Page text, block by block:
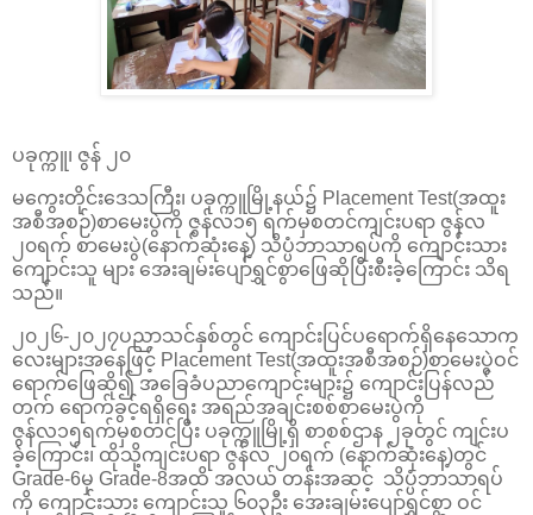
ပခုက္ကူ၊ ဇွန် ၂၀
မကွေးတိုင်းဒေသကြီး၊ ပခုက္ကူမြို့နယ်၌ Placement Test(အထူး
အစီအစဉ်)စာမေးပွဲကို ဇွန်လ၁၅ ရက်မှစတင်ကျင်းပရာ ဇွန်လ
၂၀ရက် စာမေးပွဲ(နောက်ဆုံးနေ့) သိပ္ပံဘာသာရပ်ကို ကျောင်းသား
ကျောင်းသူ များ အေးချမ်းပျော်ရွှင်စွာဖြေဆိုပြီးစီးခဲ့ကြောင်း သိရ
သည်။
၂၀၂၆-၂၀၂၇ပညာသင်နှစ်တွင် ကျောင်းပြင်ပရောက်ရှိနေသောက
လေးများအနေဖြင့် Placement Test(အထူးအစီအစဉ်)စာမေးပွဲဝင်
ရောက်ဖြေဆို၍ အခြေခံပညာကျောင်းများ၌ ကျောင်းပြန်လည်
တက် ရောက်ခွင့်ရရှိရေး အရည်အချင်းစစ်စာမေးပွဲကို
ဇွန်လ၁၅ရက်မှစတင်ပြီး ပခုက္ကူမြို့ရှိ စာစစ်ဌာန ၂ခုတွင် ကျင်းပ
ခဲ့ကြောင်း၊ ထိုသို့ကျင်းပရာ ဇွန်လ ၂၀ရက် (နောက်ဆုံးနေ့)တွင်
Grade-6မှ Grade-8အထိ အလယ် တန်းအဆင့် သိပ္ပံဘာသာရပ်
ကို ကျောင်းသား ကျောင်းသူ ၆၀၃ဦး အေးချမ်းပျော်ရွှင်စွာ ဝင်